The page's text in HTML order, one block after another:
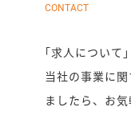
CONTACT
｢求⼈について
当社の事業に
ましたら、お気